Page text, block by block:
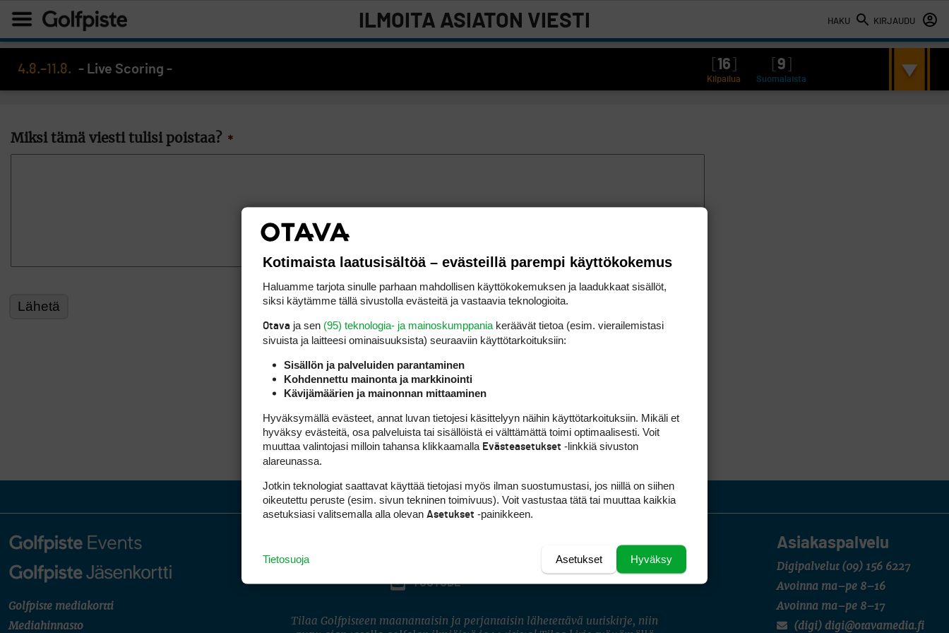
HAKU KIRJAUDU
ILMOITA ASIATON VIESTI
4.8.–11.8. - Live Scoring - 16 9
Kilpailua Suomalaista
Miksi tämä viesti tulisi poistaa? *
Golfpiste mediakortti
Mediahinnasto
Asiakaspalvelu
Digipalvelut (09) 156 6227
Avoinna ma–pe 8–16
Avoinna ma–pe 8–17
(digi) digi@otavamedia.fi
INSTAGRAM
YOUTUBE
Tilaa Golfpisteen maanantaisin ja perjantaisin lähetettävä uutiskirje, niin
Kotimaista laatusisältöä – evästeillä parempi käyttökokemus
Haluamme tarjota sinulle parhaan mahdollisen käyttökokemuksen ja laadukkaat sisällöt,
siksi käytämme tällä sivustolla evästeitä ja vastaavia teknologioita.
Otava ja sen (95) teknologia- ja mainoskumppania keräävät tietoa (esim. vierailemis­tasi
sivuista ja laitteesi ominaisuuk­sista) seuraaviin käyttötarkoituksiin:
Sisällön ja palveluiden parantaminen
Kohdennettu mainonta ja markkinointi
Kävijämäärien ja mainonnan mittaaminen
Hyväksymällä evästeet, annat luvan tietojesi käsittelyyn näihin käyttötarkoituksiin. Mikäli et
hyväksy evästeitä, osa palveluista tai sisällöistä ei välttämättä toimi optimaalisesti. Voit
muuttaa valintojasi milloin tahansa klikkaamalla Evästeasetukset -linkkiä sivuston
alareunassa.
Jotkin teknologiat saattavat käyttää tietojasi myös ilman suostumustasi, jos niillä on siihen
oikeutettu peruste (esim. sivun tekninen toimivuus). Voit vastustaa tätä tai muuttaa kaikkia
asetuksiasi valitsemalla alla olevan Asetukset -painikkeen.
Hyväksy
Asetukset
Tietosuoja